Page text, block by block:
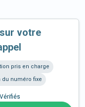
sur votre
pris en charge
du numéro fixe